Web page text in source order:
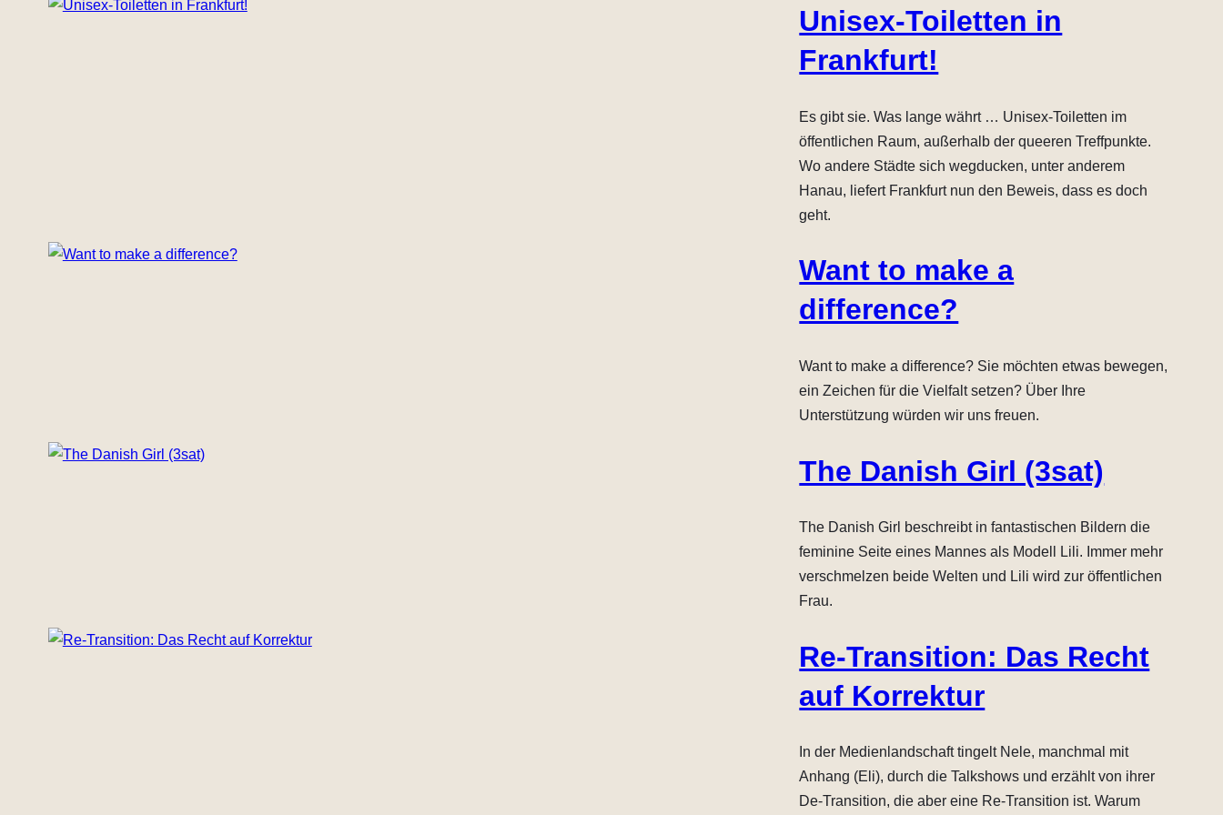
Unisex-Toiletten in
Frankfurt!
Es gibt sie. Was lange währt … Unisex-Toiletten im
öffentlichen Raum, außerhalb der queeren Treffpunkte.
Wo andere Städte sich wegducken, unter anderem
Hanau, liefert Frankfurt nun den Beweis, dass es doch
geht.
Want to make a
difference?
Want to make a difference? Sie möchten etwas bewegen,
ein Zeichen für die Vielfalt setzen? Über Ihre
Unterstützung würden wir uns freuen.
The Danish Girl (3sat)
The Danish Girl beschreibt in fantastischen Bildern die
feminine Seite eines Mannes als Modell Lili. Immer mehr
verschmelzen beide Welten und Lili wird zur öffentlichen
Frau.
Re-Transition: Das Recht
auf Korrektur
In der Medienlandschaft tingelt Nele, manchmal mit
Anhang (Eli), durch die Talkshows und erzählt von ihrer
De-Transition, die aber eine Re-Transition ist. Warum